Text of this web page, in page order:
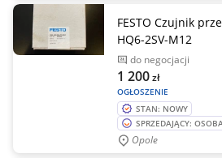
FESTO Czujnik
HQ6-2SV-M12
do negocjacji
OGŁOSZENIE
1 200zł
STAN: NOWY
SPRZEDAJĄCY:
Opole